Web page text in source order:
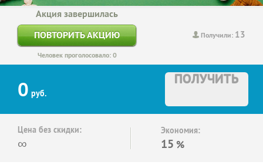
Получили: 13
Акция завершилась
ПОВТОРИТЬ АКЦИЮ
Человек проголосовало: 0
0 руб.
ПОЛУЧИТЬ
Цена без скидки:
∞
Экономия:
15 %